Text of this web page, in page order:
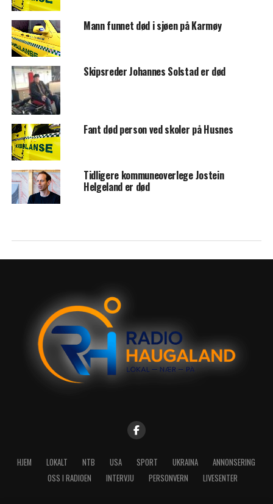
Mann funnet død i sjøen på Karmøy
Skipsreder Johannes Solstad er død
Fant død person ved skoler på Husnes
Tidligere kommuneoverlege Jostein
Helgeland er død
HJEM LOKALT NTB USA SPORT UKRAINA
ANNONSERING
OSS I RADIOEN
INTERVJU PERSONVERN LIVESENTER